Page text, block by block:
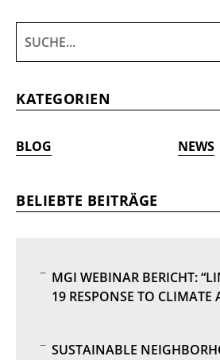
KATEGORIEN
BLOG NEWS
BELIEBTE BEITRÄGE
MGI WEBINAR BERICHT:
19 RESPONSE TO CLIMATE
SUSTAINABLE